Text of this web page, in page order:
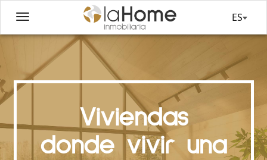
ES
Viviendas
donde vivir una